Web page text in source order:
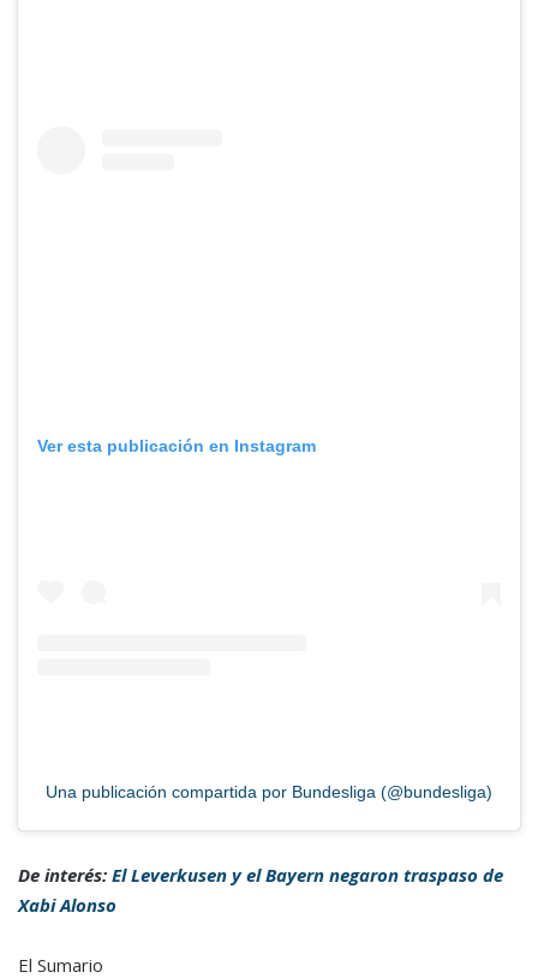
Ver esta publicación en Instagram
Una publicación compartida por Bundesliga (@bundesliga)
De interés: El Leverkusen y el Bayern negaron traspaso de
Xabi Alonso
El Sumario